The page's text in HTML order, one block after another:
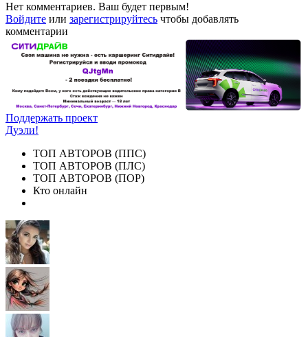
Нет комментариев. Ваш будет первым!
Войдите или зарегистрируйтесь чтобы добавлять
комментарии
Поддержать проект
Дуэли!
ТОП АВТОРОВ (ППС)
ТОП АВТОРОВ (ПЛС)
ТОП АВТОРОВ (ПОР)
Кто онлайн